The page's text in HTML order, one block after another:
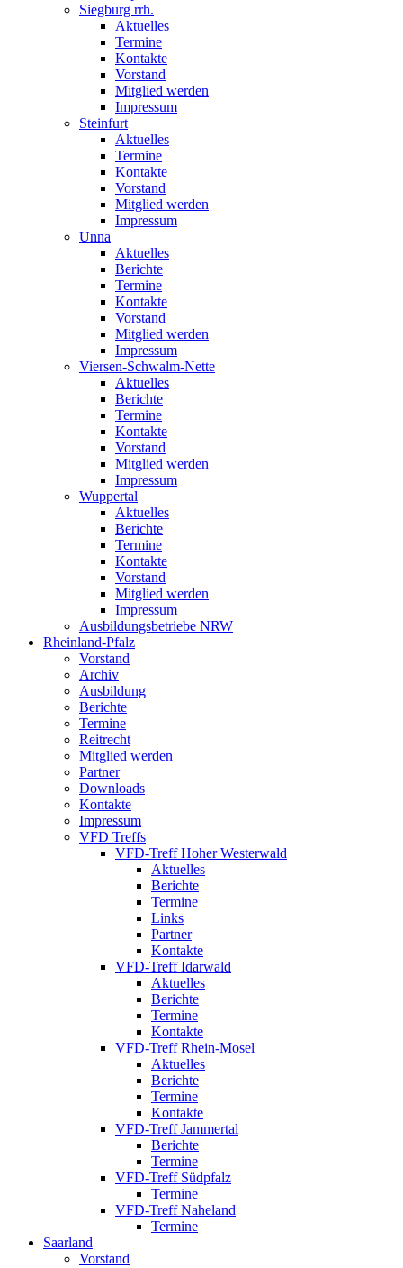
Siegburg rrh.
Aktuelles
Termine
Kontakte
Vorstand
Mitglied werden
Impressum
Steinfurt
Aktuelles
Termine
Kontakte
Vorstand
Mitglied werden
Impressum
Unna
Aktuelles
Berichte
Termine
Kontakte
Vorstand
Mitglied werden
Impressum
Viersen-Schwalm-Nette
Aktuelles
Berichte
Termine
Kontakte
Vorstand
Mitglied werden
Impressum
Wuppertal
Aktuelles
Berichte
Termine
Kontakte
Vorstand
Mitglied werden
Impressum
Ausbildungsbetriebe NRW
Rheinland-Pfalz
Vorstand
Archiv
Ausbildung
Berichte
Termine
Reitrecht
Mitglied werden
Partner
Downloads
Kontakte
Impressum
VFD Treffs
VFD-Treff Hoher Westerwald
Aktuelles
Berichte
Termine
Links
Partner
Kontakte
VFD-Treff Idarwald
Aktuelles
Berichte
Termine
Kontakte
VFD-Treff Rhein-Mosel
Aktuelles
Berichte
Termine
Kontakte
VFD-Treff Jammertal
Berichte
Termine
VFD-Treff Südpfalz
Termine
VFD-Treff Naheland
Termine
Saarland
Vorstand